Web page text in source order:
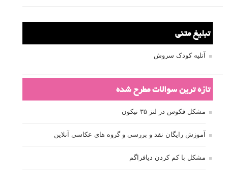
تبلیغ متنی
آتلیه کودک سروش
تازه ترین سوالات مطرح شده
مشکل فکوس در لنز ۳۵ نیکون
آموزش رایگان نقد و بررسی و گروه های عکاسی آنلاین
مشکل با کم کردن دیافراگم